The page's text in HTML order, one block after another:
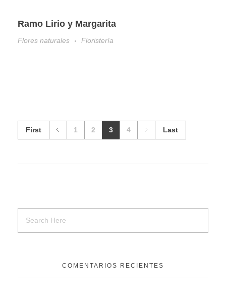
Ramo Lirio y Margarita
Flores naturales Floristería
First 1 2 3 4 Last
COMENTARIOS RECIENTES